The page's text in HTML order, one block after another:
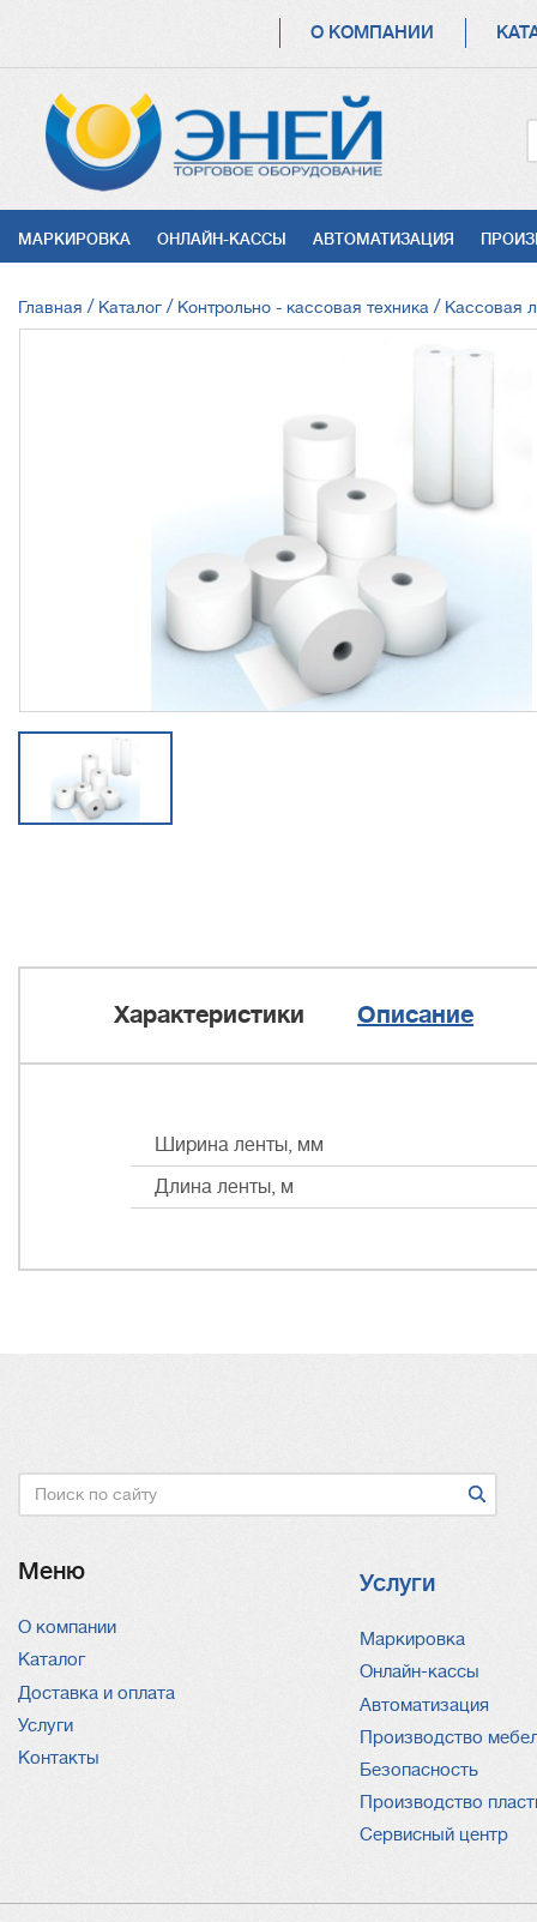
НАВИГАЦИЯ
О КОМПАНИИ
УСЛУГИ
МАРКИРОВКА ОНЛАЙН-КАССЫ АВТОМАТИЗАЦИЯ
СТРОКА
НАВИГАЦИИ
Главная Каталог Контрольно - кассовая техника Кассовая
Характеристики Описание
Ширина ленты, мм
Длина ленты, м
Поиск
Меню
О компании
Каталог
Доставка и оплата
Услуги
Контакты
Услуги
Услуги
Маркировка
Онлайн-кассы
Автоматизация
Производство
Безопасность
Производство
Сервисный центр